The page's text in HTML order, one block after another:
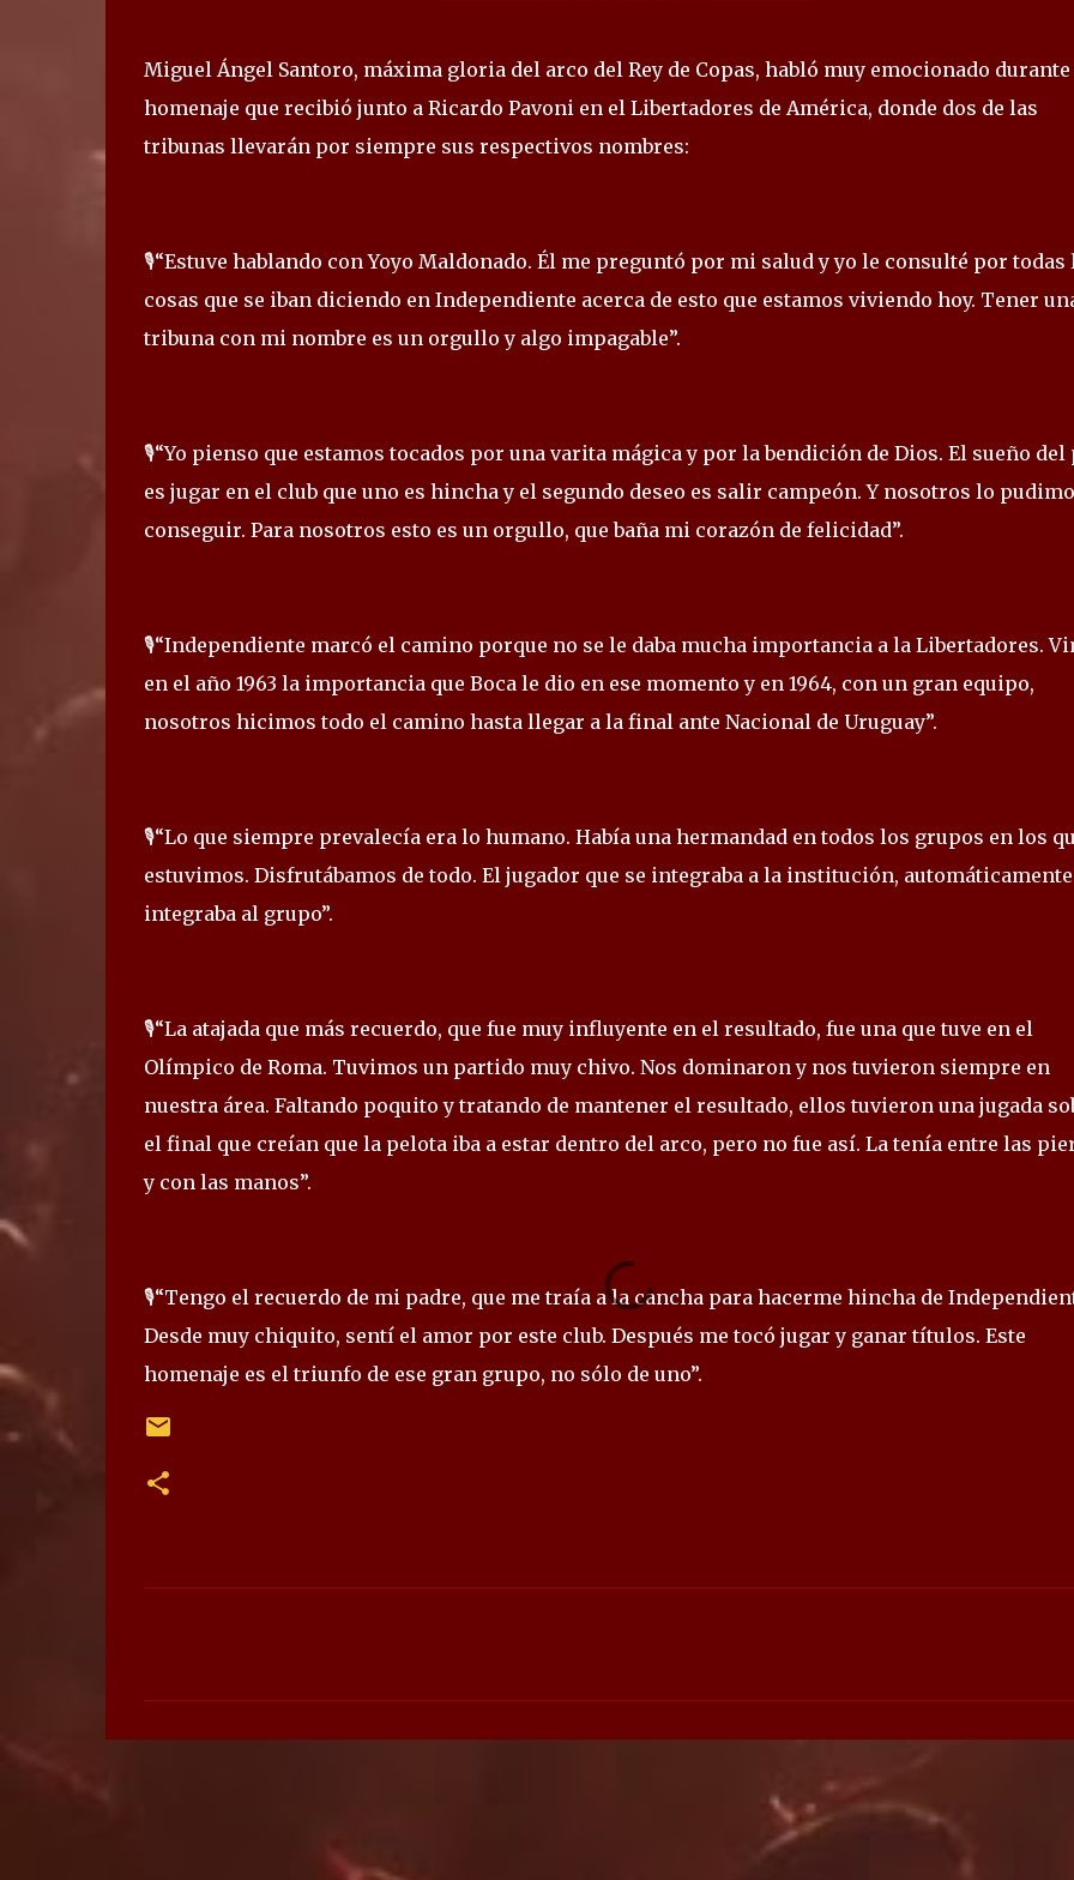
Miguel Ángel Santoro, máxima gloria del arco del Rey de Copas, habló muy emocionado durante
homenaje que recibió junto a Ricardo Pavoni en el Libertadores de América, donde dos de las
tribunas llevarán por siempre sus respectivos nombres:
🎙️“Estuve hablando con Yoyo Maldonado. Él me preguntó por mi salud y yo le consulté por todas
cosas que se iban diciendo en Independiente acerca de esto que estamos viviendo hoy. Tener
tribuna con mi nombre es un orgullo y algo impagable”.
🎙️“Yo pienso que estamos tocados por una varita mágica y por la bendición de Dios. El sueño del
es jugar en el club que uno es hincha y el segundo deseo es salir campeón. Y nosotros lo
conseguir. Para nosotros esto es un orgullo, que baña mi corazón de felicidad”.
🎙️“Independiente marcó el camino porque no se le daba mucha importancia a la Libertadores.
en el año 1963 la importancia que Boca le dio en ese momento y en 1964, con un gran equipo,
nosotros hicimos todo el camino hasta llegar a la final ante Nacional de Uruguay”.
🎙️“Lo que siempre prevalecía era lo humano. Había una hermandad en todos los grupos en los
estuvimos. Disfrutábamos de todo. El jugador que se integraba a la institución, automáticamente
integraba al grupo”.
🎙️“La atajada que más recuerdo, que fue muy influyente en el resultado, fue una que tuve en el
Olímpico de Roma. Tuvimos un partido muy chivo. Nos dominaron y nos tuvieron siempre en
nuestra área. Faltando poquito y tratando de mantener el resultado, ellos tuvieron una jugada
el final que creían que la pelota iba a estar dentro del arco, pero no fue así. La tenía entre las
y con las manos”.
🎙️“Tengo el recuerdo de mi padre, que me traía a la cancha para hacerme hincha de
Desde muy chiquito, sentí el amor por este club. Después me tocó jugar y ganar títulos. Este
homenaje es el triunfo de ese gran grupo, no sólo de uno”.